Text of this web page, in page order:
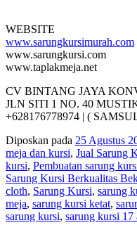
WEBSITE
www.sarungkursimurah.com
www.sarungkursi.com
www.taplakmeja.net
CV BINTANG JAYA
JLN SITI 1 NO. 40
+628176778974 | (
Diposkan pada 25 Agustus
meja dan kursi, Jual Sarung
kursi, Pembuatan sarung
Sarung Kursi Berkualitas
cloth, Sarung Kursi, sarung
meja, sarung kursi ketat,
sarung kursi, sarung kursi 17